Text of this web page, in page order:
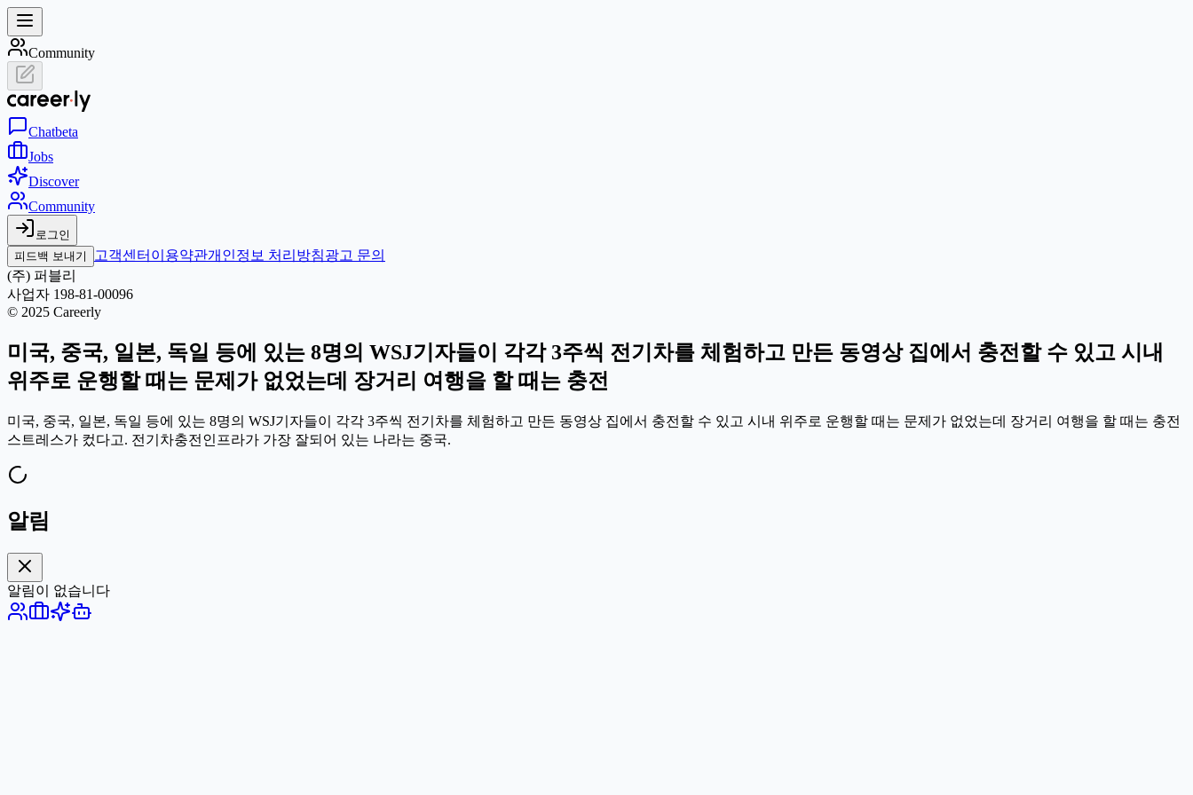
Community
Chatbeta
Jobs
Discover
Community
로그인
피드백 보내기
고객센터 이용약관개인정보 처리방침광고 문의
(주) 퍼블리
사업자 198-81-00096
© 2025 Careerly
미국, 중국, 일본, 독일 등에 있는 8명의 WSJ기자들이 각각 3주씩 전기차를 체험하고 만든 동영상 집에서 충전할 수 있고 시내
위주로 운행할 때는 문제가 없었는데 장거리 여행을 할 때는 충전
미국, 중국, 일본, 독일 등에 있는 8명의 WSJ기자들이 각각 3주씩 전기차를 체험하고 만든 동영상 집에서 충전할 수 있고 시내 위주로 운행할 때는 문제가 없었는데 장거리 여행을 할 때는 충전
스트레스가 컸다고. 전기차충전인프라가 가장 잘되어 있는 나라는 중국.
알림
알림이 없습니다